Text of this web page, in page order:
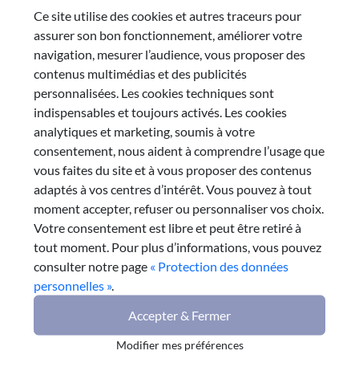
jeunes, ainsi que l’a montré, en début
d’année 2019, la mobilisation massive
des lycéens sur la problématique du
développement durable.
Ces préoccupations apparaissent
également clairement dans la synthèse
exhaustive des remontées de tous les
Conseils Académiques à la Vie Lycéenne
(CAVL) de France : les jeunes sont
sensibles à l’idée qu’ils peuvent aider aux
prises de décision, aux côtés de la
Région, sur certains sujets comme le
gaspillage alimentaire, la transition
alimentaire et la gestion des déchets.
Démarche proposée pour
le CESER des Jeunes
Ce site utilise des cookies et autres traceurs pour
assurer son bon fonctionnement, améliorer votre
navigation, mesurer l’audience, vous proposer des
contenus multimédias et des publicités
personnalisées. Les cookies techniques sont
indispensables et toujours activés. Les cookies
analytiques et marketing, soumis à votre
consentement, nous aident à comprendre l’usage que
vous faites du site et à vous proposer des contenus
adaptés à vos centres d’intérêt. Vous pouvez à tout
moment accepter, refuser ou personnaliser vos choix.
Votre consentement est libre et peut être retiré à
tout moment. Pour plus d’informations, vous pouvez
consulter notre page « Protection des données
personnelles ».
Accepter & Fermer
Modifier mes préférences